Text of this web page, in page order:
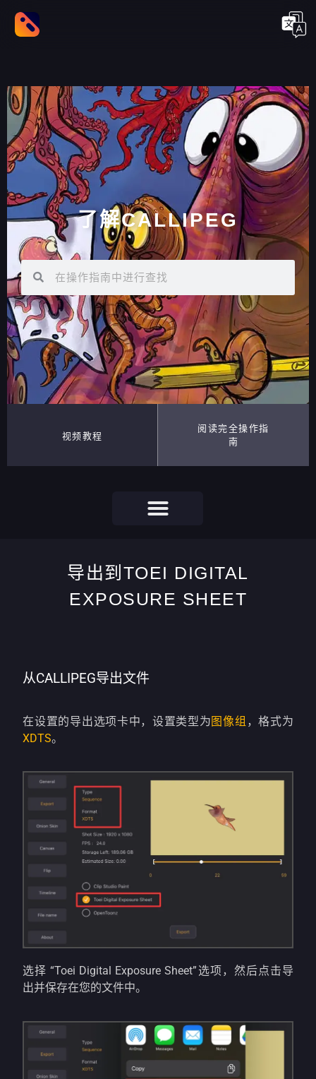
了解CALLIPEG
视频教程
阅读完全操作指
南
导出到TOEI DIGITAL
EXPOSURE SHEET
从CALLIPEG导出文件
在设置的导出选项卡中，设置类型为图像组 ，格式为
XDTS。
选择 “Toei Digital Exposure Sheet”选项，然后点击导
出并保存在您的文件中。